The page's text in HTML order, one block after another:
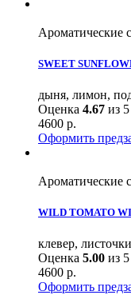
Ароматические
SWEET
дыня, лимон,
Оценка 4.67 из 5
4600 р.
Оформить
Ароматические
WILD TOMATO
клевер,
Оценка 5.00 из 5
4600 р.
Оформить